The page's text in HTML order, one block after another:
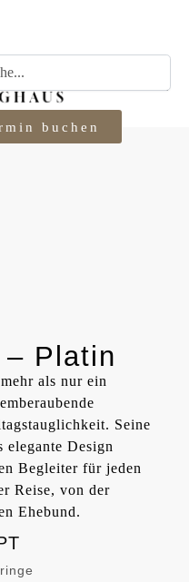
buchen
Platin
als nur ein
Seine
elegante Design
Begleiter für jeden
Reise, von der
Ehebund.